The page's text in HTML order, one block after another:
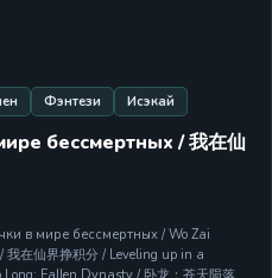
Фэнтези Исэкай
бессмертных / 我在仙
в мире бессмертных / Wo Zai
我在仙界挣积分 / Leveling up in a